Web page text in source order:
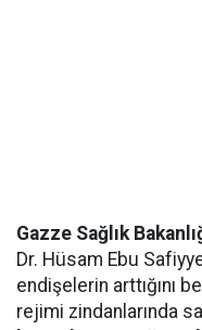
Gazze Sağlık
Dr. Hüsam Ebu
endişelerin arttığını
rejimi zindanlarında